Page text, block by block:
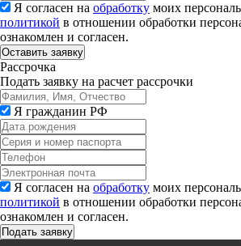
Я согласен на обработку моих
политикой в отношении обработки
ознакомлен и согласен.
Рассрочка
Подать заявку на расчет рассрочки
Я гражданин РФ
Я согласен на обработку моих
политикой в отношении обработки
ознакомлен и согласен.